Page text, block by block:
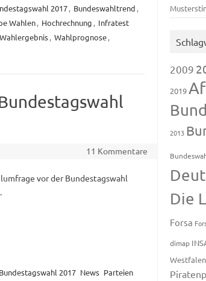
2017, Bundeswahltrend ,
Wahlen, Hochrechnung , Infratest
Wahlergebnis, Wahlprognose,
11 Kommentare
vor der Bundestagswahl
Bundestagswahl 2017 News Parteien
2009
2019
2013
Die
Forsa
dimap
Westfalen